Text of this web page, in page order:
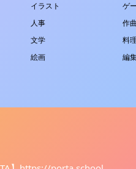
イラスト ゲ
人事 作曲
文学 料理
絵画 編